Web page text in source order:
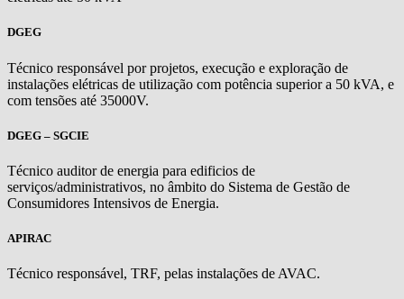
DGEG
Técnico responsável por projetos, execução e exploração de
instalações elétricas de utilização com potência superior a 50 kVA, e
com tensões até 35000V.
DGEG – SGCIE
Técnico auditor de energia para edificios de
serviços/administrativos, no âmbito do Sistema de Gestão de
Consumidores Intensivos de Energia.
APIRAC
Técnico responsável, TRF, pelas instalações de AVAC.